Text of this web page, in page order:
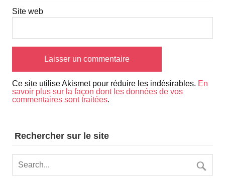
Site web
Ce site utilise Akismet pour réduire les indésirables. En
savoir plus sur la façon dont les données de vos
commentaires sont traitées.
Rechercher sur le site